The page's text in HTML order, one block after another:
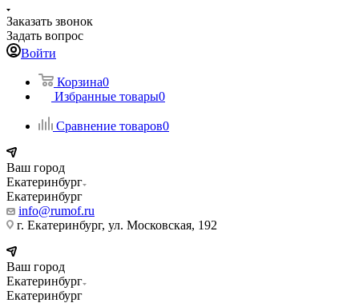
Заказать звонок
Задать вопрос
Войти
Корзина0
Избранные товары0
Сравнение товаров0
Ваш город
Екатеринбург
Екатеринбург
info@rumof.ru
г. Екатеринбург, ул. Московская, 192
Ваш город
Екатеринбург
Екатеринбург